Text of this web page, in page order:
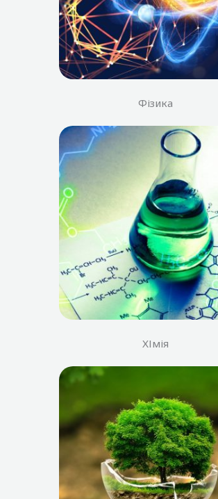
Фізика
ХІмія